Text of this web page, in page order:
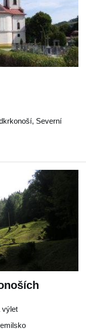
, Severní
výlet